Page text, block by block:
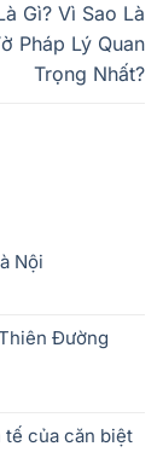
Gì? Vì Sao Là
Pháp Lý Quan
Trọng Nhất?
Nội
Đường
tế của căn biệt